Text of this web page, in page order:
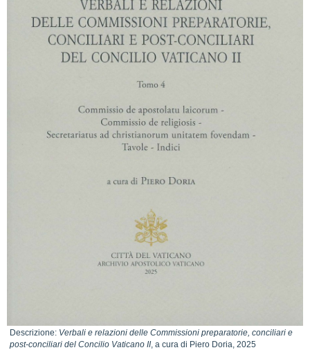
Descrizione: Verbali e relazioni delle Commissioni preparatorie, conciliari e
post-conciliari del Concilio Vaticano II, a cura di Piero Doria, 2025